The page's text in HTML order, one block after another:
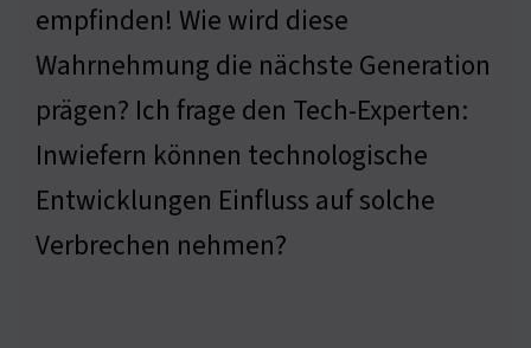
empfinden! Wie wird diese
Wahrnehmung die nächste Generation
prägen? Ich frage den Tech-Experten:
Inwiefern können technologische
Entwicklungen Einfluss auf solche
Verbrechen nehmen?